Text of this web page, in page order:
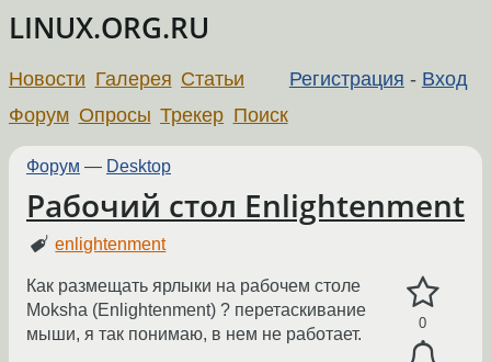
LINUX.ORG.RU
Регистрация - Вход
Новости Галерея Статьи
Форум Опросы Трекер Поиск
Форум — Desktop
Рабочий стол Enlightenment
enlightenment
0
Как размещать ярлыки на рабочем столе
Moksha (Enlightenment) ? перетаскивание
мыши, я так понимаю, в нем не работает.